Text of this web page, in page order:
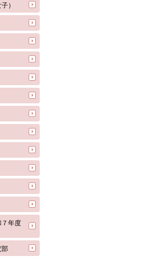
）
７年度
部